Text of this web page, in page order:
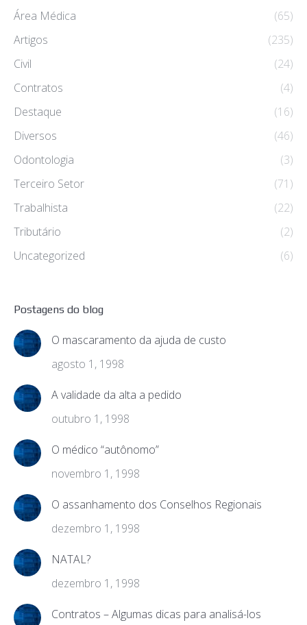
Área Médica
(65)
Artigos
(235)
Civil
(24)
Contratos
(4)
Destaque
(16)
Diversos
(46)
Odontologia
(3)
Terceiro Setor
(71)
Trabalhista
(22)
Tributário
(2)
Uncategorized
(6)
Postagens do blog
O mascaramento da ajuda de custo
agosto 1, 1998
A validade da alta a pedido
outubro 1, 1998
O médico “autônomo”
novembro 1, 1998
O assanhamento dos Conselhos Regionais
dezembro 1, 1998
NATAL?
dezembro 1, 1998
Contratos – Algumas dicas para analisá-los